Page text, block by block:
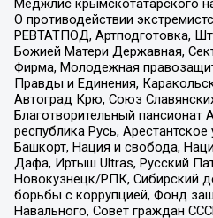
Меджлис крымскотатарского
О противодействии
РЕВТАТПОД, Артподготовка,
Божией Матери Державная,
Фирма, Молодежная
Правды и Единения,
Автоград Крю, Союз
Благотворительный пансионат
республика Русь,
Башкорт, Нация и свобода,
Дафа, Иртыш Ultras, Русский
Новокузнецк/РПК, Сибирский
борьбы с коррупцией, Фонд
Навального, Совет граждан